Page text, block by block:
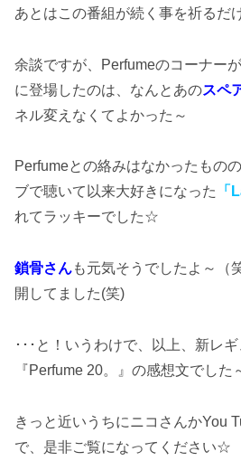
あとはこの番組が続く事を祈るだ
余談ですが、Perfumeのコーナー
に登場したのは、なんとあのスペ
ネル変えなくてよかった～
Perfumeとの絡みはなかったもの
ブで聴いて以来大好きになった
「
れてラッキーでした☆
鎖骨さんも元気そうでしたよ～（
開してました(笑)
･･･と！いうわけで、以上、新レ
『Perfume 20。』の感想文でした
きっと近いうちにニコさんかYou
で、是非ご覧になってください☆